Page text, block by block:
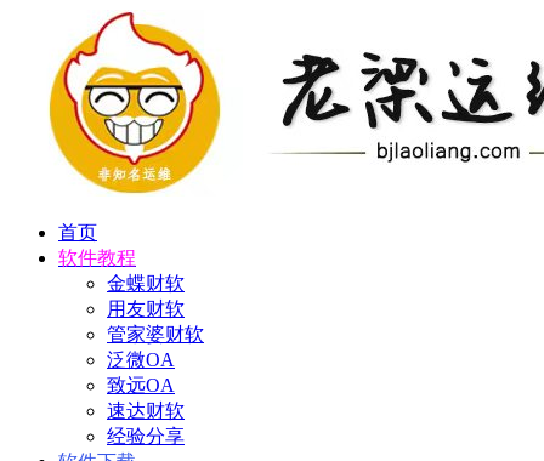
首页
软件教程
金蝶财软
用友财软
管家婆财软
泛微OA
致远OA
速达财软
经验分享